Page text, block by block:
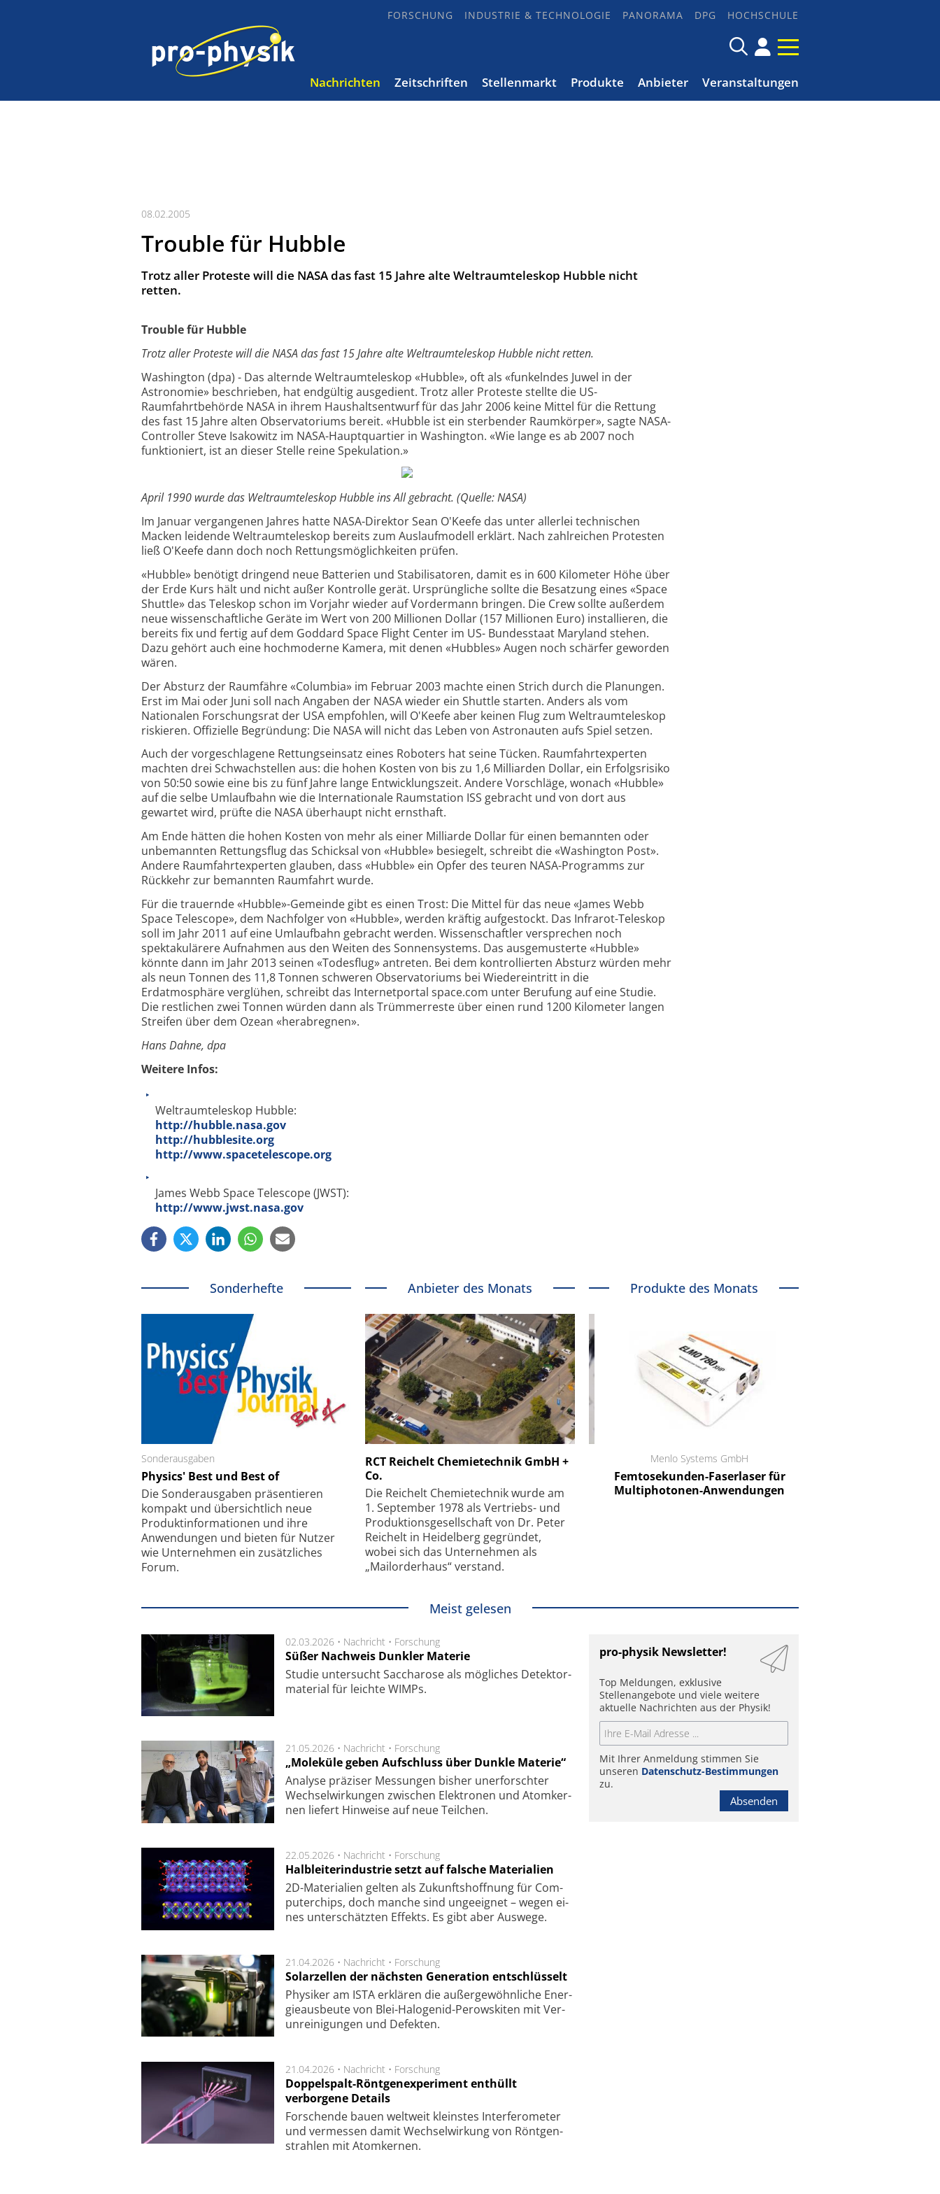
FORSCHUNG INDUSTRIE & TECHNOLOGIE PANORAMA DPG HOCHSCHULE
Nachrichten Zeitschriften Stellenmarkt Produkte Anbieter Veranstaltungen
08.02.2005
Trouble für Hubble
Trotz aller Proteste will die NASA das fast 15 Jahre alte Weltraumteleskop Hubble nicht
retten.
Trouble für Hubble
Trotz aller Proteste will die NASA das fast 15 Jahre alte Weltraumteleskop Hubble nicht retten.
Washington (dpa) - Das alternde Weltraumteleskop «Hubble», oft als «funkelndes Juwel in der
Astronomie» beschrieben, hat endgültig ausgedient. Trotz aller Proteste stellte die US-
Raumfahrtbehörde NASA in ihrem Haushaltsentwurf für das Jahr 2006 keine Mittel für die Rettung
des fast 15 Jahre alten Observatoriums bereit. «Hubble ist ein sterbender Raumkörper», sagte NASA-
Controller Steve Isakowitz im NASA-Hauptquartier in Washington. «Wie lange es ab 2007 noch
funktioniert, ist an dieser Stelle reine Spekulation.»
April 1990 wurde das Weltraumteleskop Hubble ins All gebracht. (Quelle: NASA)
Im Januar vergangenen Jahres hatte NASA-Direktor Sean O'Keefe das unter allerlei technischen
Macken leidende Weltraumteleskop bereits zum Auslaufmodell erklärt. Nach zahlreichen Protesten
ließ O'Keefe dann doch noch Rettungsmöglichkeiten prüfen.
«Hubble» benötigt dringend neue Batterien und Stabilisatoren, damit es in 600 Kilometer Höhe über
der Erde Kurs hält und nicht außer Kontrolle gerät. Ursprüngliche sollte die Besatzung eines «Space
Shuttle» das Teleskop schon im Vorjahr wieder auf Vordermann bringen. Die Crew sollte außerdem
neue wissenschaftliche Geräte im Wert von 200 Millionen Dollar (157 Millionen Euro) installieren, die
bereits fix und fertig auf dem Goddard Space Flight Center im US- Bundesstaat Maryland stehen.
Dazu gehört auch eine hochmoderne Kamera, mit denen «Hubbles» Augen noch schärfer geworden
wären.
Der Absturz der Raumfähre «Columbia» im Februar 2003 machte einen Strich durch die Planungen.
Erst im Mai oder Juni soll nach Angaben der NASA wieder ein Shuttle starten. Anders als vom
Nationalen Forschungsrat der USA empfohlen, will O'Keefe aber keinen Flug zum Weltraumteleskop
riskieren. Offizielle Begründung: Die NASA will nicht das Leben von Astronauten aufs Spiel setzen.
Auch der vorgeschlagene Rettungseinsatz eines Roboters hat seine Tücken. Raumfahrtexperten
machten drei Schwachstellen aus: die hohen Kosten von bis zu 1,6 Milliarden Dollar, ein Erfolgsrisiko
von 50:50 sowie eine bis zu fünf Jahre lange Entwicklungszeit. Andere Vorschläge, wonach «Hubble»
auf die selbe Umlaufbahn wie die Internationale Raumstation ISS gebracht und von dort aus
gewartet wird, prüfte die NASA überhaupt nicht ernsthaft.
Am Ende hätten die hohen Kosten von mehr als einer Milliarde Dollar für einen bemannten oder
unbemannten Rettungsflug das Schicksal von «Hubble» besiegelt, schreibt die «Washington Post».
Andere Raumfahrtexperten glauben, dass «Hubble» ein Opfer des teuren NASA-Programms zur
Rückkehr zur bemannten Raumfahrt wurde.
Für die trauernde «Hubble»-Gemeinde gibt es einen Trost: Die Mittel für das neue «James Webb
Space Telescope», dem Nachfolger von «Hubble», werden kräftig aufgestockt. Das Infrarot-Teleskop
soll im Jahr 2011 auf eine Umlaufbahn gebracht werden. Wissenschaftler versprechen noch
spektakulärere Aufnahmen aus den Weiten des Sonnensystems. Das ausgemusterte «Hubble»
könnte dann im Jahr 2013 seinen «Todesflug» antreten. Bei dem kontrollierten Absturz würden mehr
als neun Tonnen des 11,8 Tonnen schweren Observatoriums bei Wiedereintritt in die
Erdatmosphäre verglühen, schreibt das Internetportal space.com unter Berufung auf eine Studie.
Die restlichen zwei Tonnen würden dann als Trümmerreste über einen rund 1200 Kilometer langen
Streifen über dem Ozean «herabregnen».
Hans Dahne, dpa
Weitere Infos:
Weltraumteleskop Hubble:
http://hubble.nasa.gov
http://hubblesite.org
http://www.spacetelescope.org
James Webb Space Telescope (JWST):
http://www.jwst.nasa.gov
Sonderhefte
Sonderausgaben
Physics' Best und Best of
Die Sonder­ausgaben präsentieren
kompakt und übersichtlich neue
Produkt­informationen und ihre
Anwendungen und bieten für Nutzer
wie Unternehmen ein zusätzliches
Forum.
Anbieter des Monats
RCT Reichelt Chemietechnik GmbH +
Co.
Die Reichelt Chemietechnik wurde am
1. September 1978 als Vertriebs- und
Produktionsgesellschaft von Dr. Peter
Reichelt in Heidelberg gegründet,
wobei sich das Unternehmen als
„Mailorderhaus“ verstand.
Produkte des Monats
Faserkoppler mit Super-
Feinfokussierungsmechanismus
SmarAct GmbH
kleinstem Raum
Menlo Systems GmbH
Femtosekunden-Faserlaser für
Multiphotonen-Anwendungen
Meist gelesen
02.03.2026 • Nachricht • Forschung
Süßer Nachweis Dunkler Materie
Studie unter­sucht Saccha­ro­se als mög­li­ches De­tek­tor­
ma­te­rial für leich­te WIMPs.
21.05.2026 • Nachricht • Forschung
„Moleküle geben Aufschluss über Dunkle Materie“
Analyse prä­zi­ser Mes­sung­en bis­her un­er­for­schter
Wech­sel­wir­kung­en zwi­schen Elek­tro­nen und Atom­ker­
nen lie­fert Hin­wei­se auf neue Teil­chen.
22.05.2026 • Nachricht • Forschung
Halbleiterindustrie setzt auf falsche Materialien
2D-Mate­ri­a­li­en gel­ten als Zu­kunfts­hoff­nung für Com­
pu­ter­chips, doch man­che sind un­ge­eig­net – we­gen ei­
nes un­ter­schätz­ten Ef­fekts. Es gibt aber Aus­we­ge.
21.04.2026 • Nachricht • Forschung
Solarzellen der nächsten Generation entschlüsselt
Physiker am ISTA er­klä­ren die außer­ge­wöhn­li­che Ener­
gie­aus­beu­te von Blei-Halo­ge­nid-Perows­ki­ten mit Ver­
unrei­ni­gung­en und De­fek­ten.
21.04.2026 • Nachricht • Forschung
Doppelspalt-Röntgenexperiment enthüllt
verborgene Details
For­schen­de bau­en welt­weit kleins­tes In­ter­fe­ro­me­ter
und ver­mes­sen da­mit Wech­sel­wir­kung von Rönt­gen­
strah­len mit Atom­ker­nen.
pro-physik Newsletter!
Top Meldungen, exklusive
Stellenangebote und viele weitere
aktuelle Nachrichten aus der Physik!
Mit Ihrer Anmeldung stimmen Sie
unseren Datenschutz-Bestimmungen
zu.
Absenden